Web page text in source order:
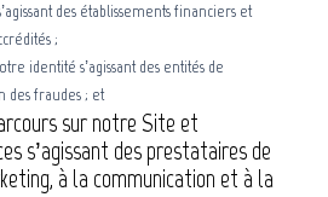
des établissements financiers et
;
identité s’agissant des entités de
des fraudes ; et
sur notre Site et
s’agissant des prestataires de
à la communication et à la